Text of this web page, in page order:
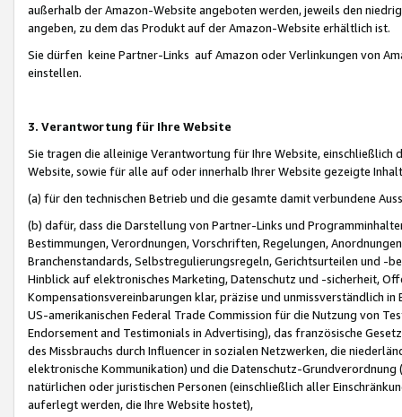
außerhalb der Amazon-Website angeboten werden, jeweils den
angeben, zu dem das Produkt auf der Amazon-Website erhältlich ist.
Sie dürfen keine Partner-Links auf Amazon oder Verlinkungen von
einstellen.
3. Verantwortung für Ihre Website
Sie tragen die alleinige Verantwortung für Ihre Website,
Website, sowie für alle auf oder innerhalb Ihrer Website gezeigte
(a) für den technischen Betrieb und die gesamte damit verbundene
(b) dafür, dass die Darstellung von Partner-Links und
Bestimmungen, Verordnungen, Vorschriften, Regelungen,
Branchenstandards, Selbstregulierungsregeln, Gerichtsurteilen und -
Hinblick auf elektronisches Marketing, Datenschutz und -sicherheit,
Kompensationsvereinbarungen klar, präzise und unmissverständlich
US-amerikanischen Federal Trade Commission für die Nutzung von
Endorsement and Testimonials in Advertising), das französische
des Missbrauchs durch Influencer in sozialen Netzwerken, die
elektronische Kommunikation) und die Datenschutz-
natürlichen oder juristischen Personen (einschließlich aller
auferlegt werden, die Ihre Website hostet),